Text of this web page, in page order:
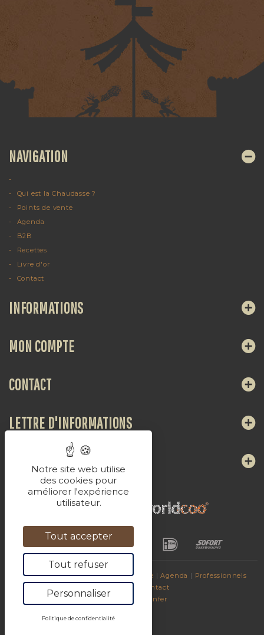
NAVIGATION
Qui est la Chaudasse ?
Points de vente
Agenda
B2B
Recettes
Livre d'or
Contact
INFORMATIONS
© 2017Les Breuvages de La Chaudasse |Agenda | Professionnels
Sites amis
Contact
Propulsé par
Konfer
MON COMPTE
CONTACT
LETTRE D'INFORMATIONS
NOUS SUIVRE
Notre site web utilise
des cookies pour
améliorer l'expérience
utilisateur.
Tout accepter
Tout refuser
Personnaliser
Politique de confidentialité